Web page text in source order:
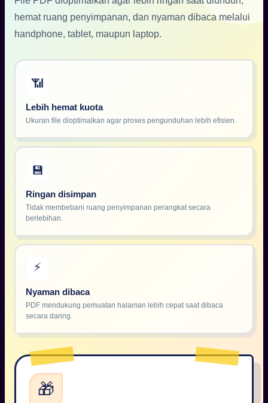
Menu
hemat ruang penyimpanan, dan nyaman dibaca melalui
handphone, tablet, maupun laptop.
📶
Lebih hemat kuota
Ukuran file dioptimalkan agar proses pengunduhan lebih efisien.
💾
Ringan disimpan
Tidak membebani ruang penyimpanan perangkat secara
berlebihan.
⚡
Nyaman dibaca
PDF mendukung pemuatan halaman lebih cepat saat dibaca
secara daring.
🎁